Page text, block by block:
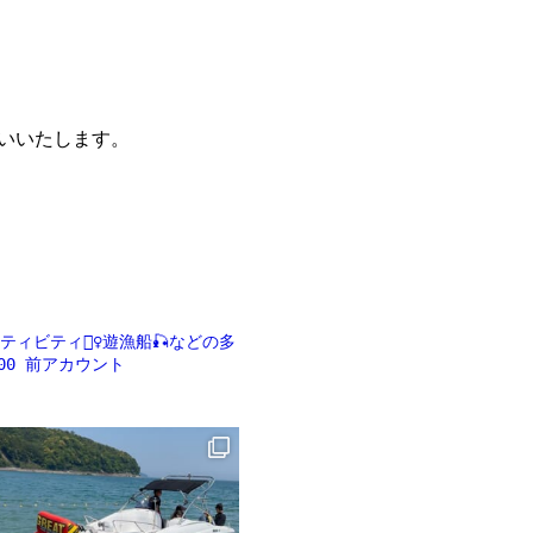
いたします。
ビティ🏄‍♀️遊漁船🎣などの多
前アカウント